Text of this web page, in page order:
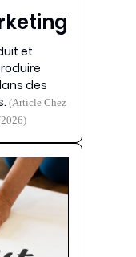
et
des
(Article Chez